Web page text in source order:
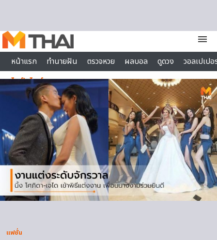
menu
หน้าแรก
ทำนายฝัน ตรวจหวย ผลบอล ดูดวง
วอลเปเป
ไลฟ์สไตล์
แฟชั่น